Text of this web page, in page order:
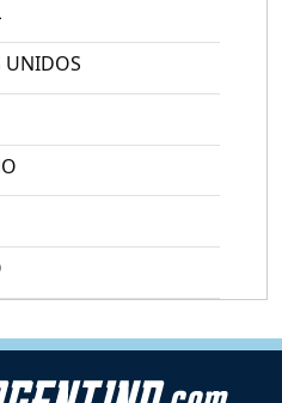
UNIDOS